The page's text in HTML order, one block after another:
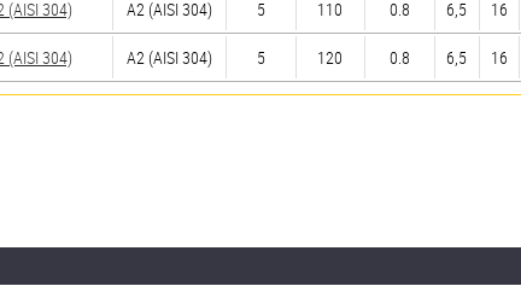
304) А2 (AISI 304) 5 110 0.8 6,5 16
304) А2 (AISI 304) 5 120 0.8 6,5 16